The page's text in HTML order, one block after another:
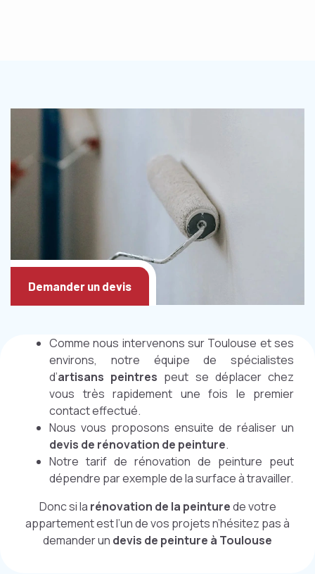
Demander un devis
Comme nous intervenons sur Toulouse et ses
environs, notre équipe de spécialistes
d’artisans peintres peut se déplacer chez
vous très rapidement une fois le premier
contact effectué.
Nous vous proposons ensuite de réaliser un
devis de rénovation de peinture.
Notre tarif de rénovation de peinture peut
dépendre par exemple de la surface à travailler.
Donc si la rénovation de la peinturede votre
appartement est l’un de vos projets n’hésitez pas à
demander un devis de peinture à Toulouse